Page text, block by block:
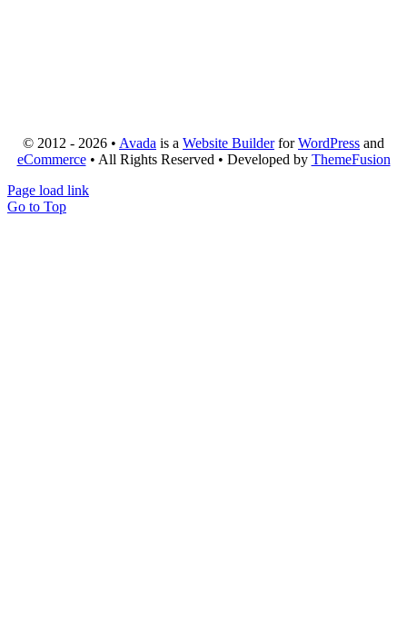
© 2012 - 2026 • Avada is a Website BuilderforWordPress and
eCommerce• All Rights Reserved • Developed by ThemeFusion
Page load link
Go to Top